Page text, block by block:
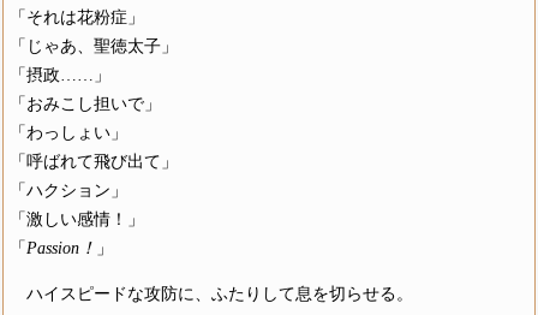
「それは花粉症」
「じゃあ、聖徳太子」
「摂政……」
「おみこし担いで」
「わっしょい」
「呼ばれて飛び出て」
「ハクション」
「激しい感情！」
「Passion！ 」
ハイスピードな攻防に、ふたりして息を切らせる。